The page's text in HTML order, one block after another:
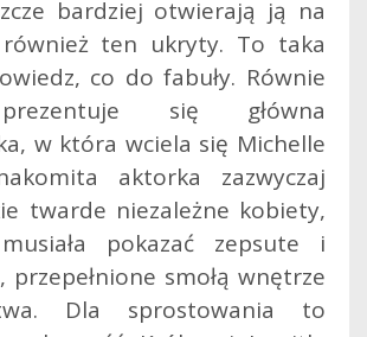
bardziej otwierają ją na
ten ukryty. To taka
co do fabuły. Równie
się główna
w która wciela się Michelle
aktorka zazwyczaj
twarde niezależne kobiety,
pokazać zepsute i
przepełnione smołą wnętrze
Dla sprostowania to